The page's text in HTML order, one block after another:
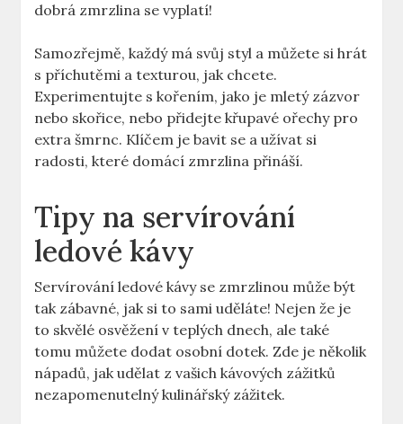
dobrá zmrzlina se vyplatí!
Samozřejmě, každý má svůj styl a můžete si hrát
s příchutěmi a ‍texturou, jak chcete.
Experimentujte s kořením, jako je mletý zázvor
nebo skořice, nebo přidejte křupavé ​ořechy pro
extra ‍šmrnc. Klíčem je bavit se a ⁢užívat si
radosti, které domácí zmrzlina‌ přináší.
Tipy na servírování
ledové ⁣kávy
Servírování ledové kávy se zmrzlinou může být
tak ⁢zábavné, jak si to sami uděláte! Nejen že je
to skvělé osvěžení v teplých dnech, ale také
tomu můžete dodat‌ osobní dotek. Zde je několik
nápadů, jak udělat z vašich kávových zážitků
nezapomenutelný kulinářský zážitek.